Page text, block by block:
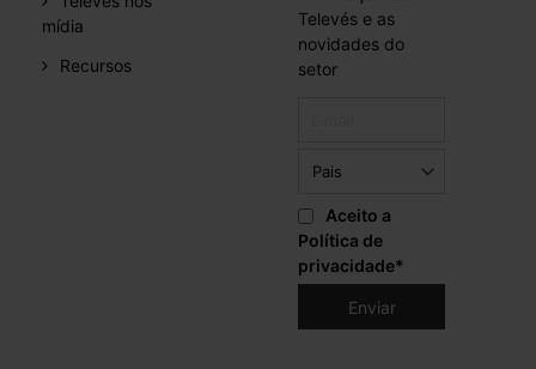
mídia
Recursos
Televés e as
novidades do
setor
Aceito a
Política de
privacidade*